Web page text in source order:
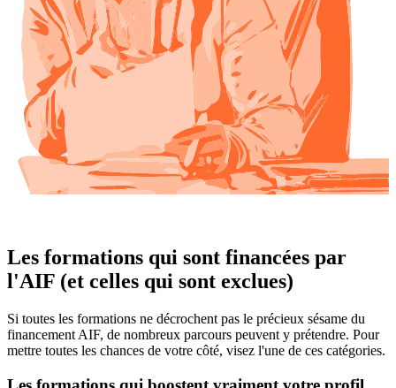
Les formations qui sont financées par
l'AIF (et celles qui sont exclues)
Si toutes les formations ne décrochent pas le précieux sésame du
financement AIF, de nombreux parcours peuvent y prétendre. Pour
mettre toutes les chances de votre côté, visez l'une de ces catégories.